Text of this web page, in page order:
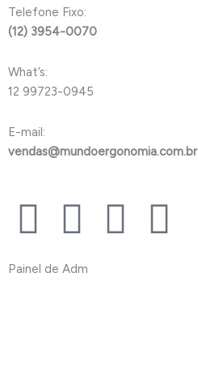
Telefone Fixo:
(12) 3954-0070
What’s:
12 99723-0945
E-mail:
vendas@mundoergonomia.com.br
F
a
I
n
Y
L
Painel de Adm